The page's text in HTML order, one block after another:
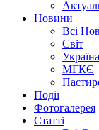
Новини
Всі
Світ
Україна
МГКЄ
Події
Фотогалерея
Статті